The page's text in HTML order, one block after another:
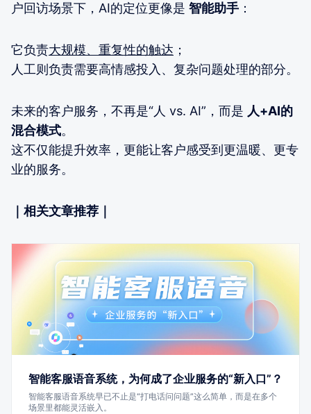
户回访场景下，AI的定位更像是 智能助手 ：
它负责大规模、重复性的触达 ；
人工则负责需要高情感投入、复杂问题处理的部分。
未来的客户服务，不再是“人 vs. AI”，而是 人+AI的
混合模式。
这不仅能提升效率，更能让客户感受到更温暖、更专
业的服务。
｜相关文章推荐｜
智能客服语音系统，为何成了企业服务的“新入口”？
智能客服语音系统早已不止是“打电话问问题”这么简单，而是在多个
场景里都能灵活嵌入。